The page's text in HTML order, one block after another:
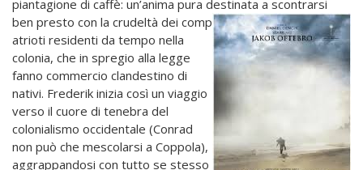
piantagione di caffè: un’anima pura destinata a scontrarsi
ben presto con la crudeltà dei comp
atrioti residenti da tempo nella
colonia, che in spregio alla legge
fanno commercio clandestino di
nativi. Frederik inizia così un viaggio
verso il cuore di tenebra del
colonialismo occidentale (Conrad
non può che mescolarsi a Coppola),
aggrappandosi con tutto se stesso